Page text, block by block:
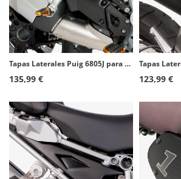
Tapas Laterales Puig 6805J para BMW R1200/1250GS (13-24), R1250GS Adventure (18-24) Negro mate
135,99 € 123,99 €